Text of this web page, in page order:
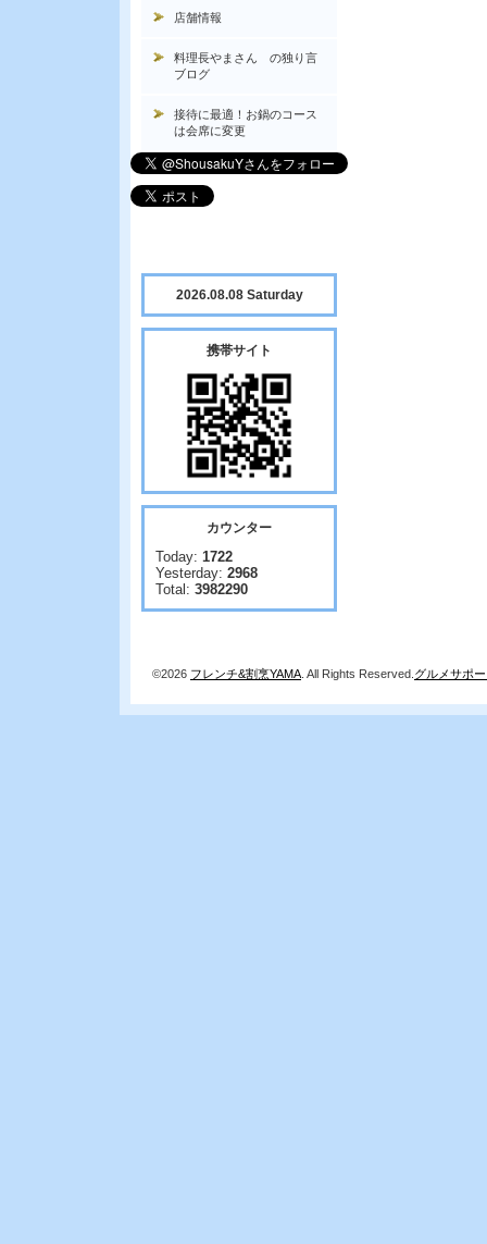
店舗情報
料理長やまさん の独り言
ブログ
接待に最適！お鍋のコース
は会席に変更
2026.08.08 Saturday
携帯サイト
カウンター
Today: 1722
Yesterday: 2968
Total: 3982290
©2026 フレンチ&割烹YAMA . All Rights Reserved. グルメサポ